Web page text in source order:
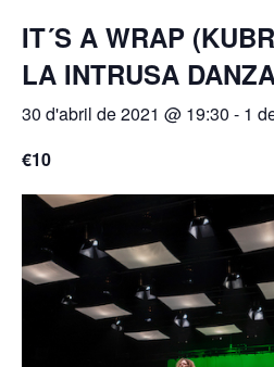
IT´S A WRAP
LA INTRUSA
30 d'abril de 2021 @ 19:30 - 1
€10